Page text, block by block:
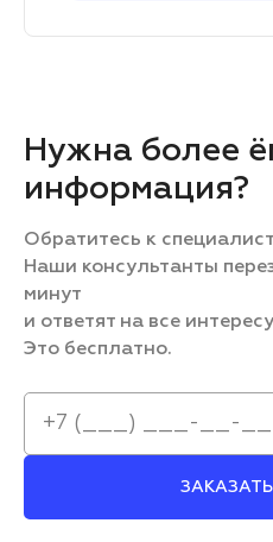
Нужна более
информация?
Обратитесь к
Наши консультанты
минут
и ответят на все
Это бесплатно.